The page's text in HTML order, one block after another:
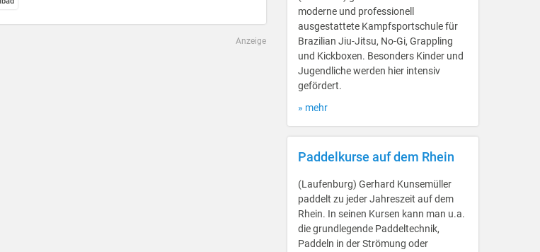
Anzeige
moderne und professionell
ausgestattete Kampfsportschule für
Brazilian Jiu-Jitsu, No-Gi, Grappling
und Kickboxen. Besonders Kinder und
Jugendliche werden hier intensiv
gefördert.
» mehr
Paddelkurse auf dem Rhein
(Laufenburg) Gerhard Kunsemüller
paddelt zu jeder Jahreszeit auf dem
Rhein. In seinen Kursen kann man u.a.
die grundlegende Paddeltechnik,
Paddeln in der Strömung oder